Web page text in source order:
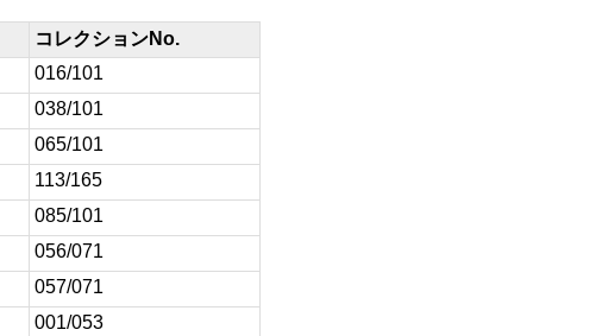
コレクションNo.
016/101
038/101
065/101
113/165
085/101
056/071
057/071
001/053